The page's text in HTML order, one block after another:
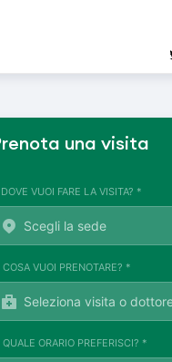
una visita
VUOI FARE LA VISITA? *
COSA VUOI PRENOTARE? *
QUALE ORARIO PREFERISCI? *